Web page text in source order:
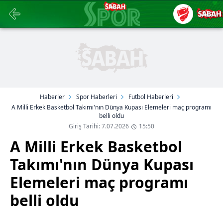
Haberler Spor Haberleri
Futbol Haberleri
A Milli Erkek Basketbol Takımı'nın Dünya Kupası Elemeleri maç programı
belli oldu
Giriş Tarihi: 7.07.2026
15:50
A Milli Erkek Basketbol
Takımı'nın Dünya Kupası
Elemeleri maç programı
belli oldu